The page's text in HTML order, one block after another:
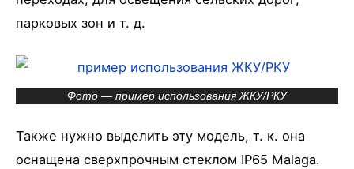
парковых зон и т. д.
Фото — пример использования ЖКУ/РКУ
Также нужно выделить эту модель, т. к. она
оснащена сверхпрочным стеклом IP65 Malaga.